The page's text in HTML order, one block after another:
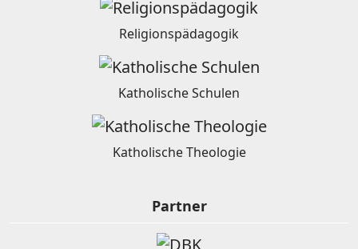
Religionspädagogik
Katholische Schulen
Katholische Theologie
Partner